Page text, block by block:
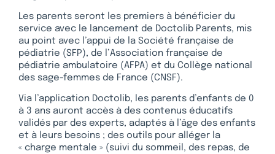
Les parents seront les premiers à bénéficier du
service avec le lancement de Doctolib Parents, mis
au point avec l’appui de la Société française de
pédiatrie (SFP), de l’Association française de
pédiatrie ambulatoire (AFPA) et du Collège national
des sage-femmes de France (CNSF).
Via l’application Doctolib, les parents d’enfants de 0
à 3 ans auront accès à des contenus éducatifs
validés par des experts, adaptés à l’âge des enfants
et à leurs besoins ; des outils pour alléger la
« charge mentale » (suivi du sommeil, des repas, de